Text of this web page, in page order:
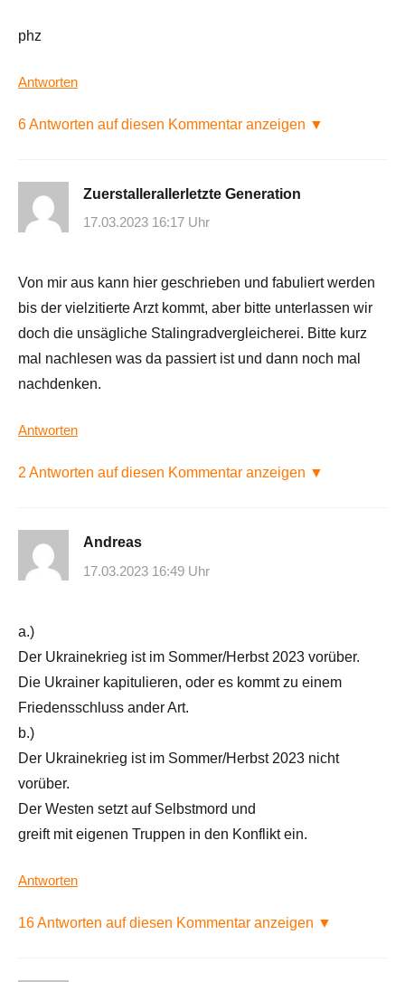
phz
Antworten
6 Antworten auf diesen Kommentar anzeigen ▼
Zuerstallerallerletzte Generation
17.03.2023 16:17 Uhr
Von mir aus kann hier geschrieben und fabuliert werden
bis der vielzitierte Arzt kommt, aber bitte unterlassen wir
doch die unsägliche Stalingradvergleicherei. Bitte kurz
mal nachlesen was da passiert ist und dann noch mal
nachdenken.
Antworten
2 Antworten auf diesen Kommentar anzeigen ▼
Andreas
17.03.2023 16:49 Uhr
a.)
Der Ukrainekrieg ist im Sommer/Herbst 2023 vorüber.
Die Ukrainer kapitulieren, oder es kommt zu einem
Friedensschluss ander Art.
b.)
Der Ukrainekrieg ist im Sommer/Herbst 2023 nicht
vorüber.
Der Westen setzt auf Selbstmord und
greift mit eigenen Truppen in den Konflikt ein.
Antworten
16 Antworten auf diesen Kommentar anzeigen ▼